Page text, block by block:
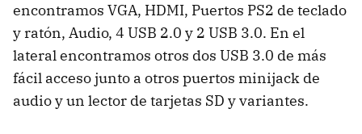
encontramos VGA, HDMI, Puertos PS2 de teclado
y ratón, Audio, 4 USB 2.0 y 2 USB 3.0. En el
lateral encontramos otros dos USB 3.0 de más
fácil acceso junto a otros puertos minijack de
audio y un lector de tarjetas SD y variantes.